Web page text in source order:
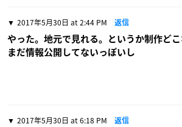
2017年5月30日 at 2:44 PM 返信
やった。地元で見れる。というか制作どこ
まだ情報公開してないっぽいし
2017年5月30日 at 6:18 PM 返信